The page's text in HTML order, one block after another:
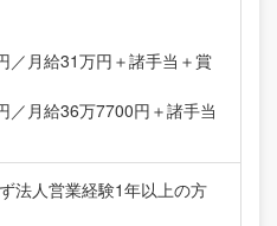
／月給31万円＋諸手当＋賞
／月給36万7700円＋諸手当
法人営業経験1年以上の方